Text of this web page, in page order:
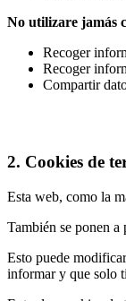
No utilizare jamás
Recoger
Recoger
Compartir
2. Cookies de
Esta web, como la
También se ponen a
Esto puede
informar y que solo